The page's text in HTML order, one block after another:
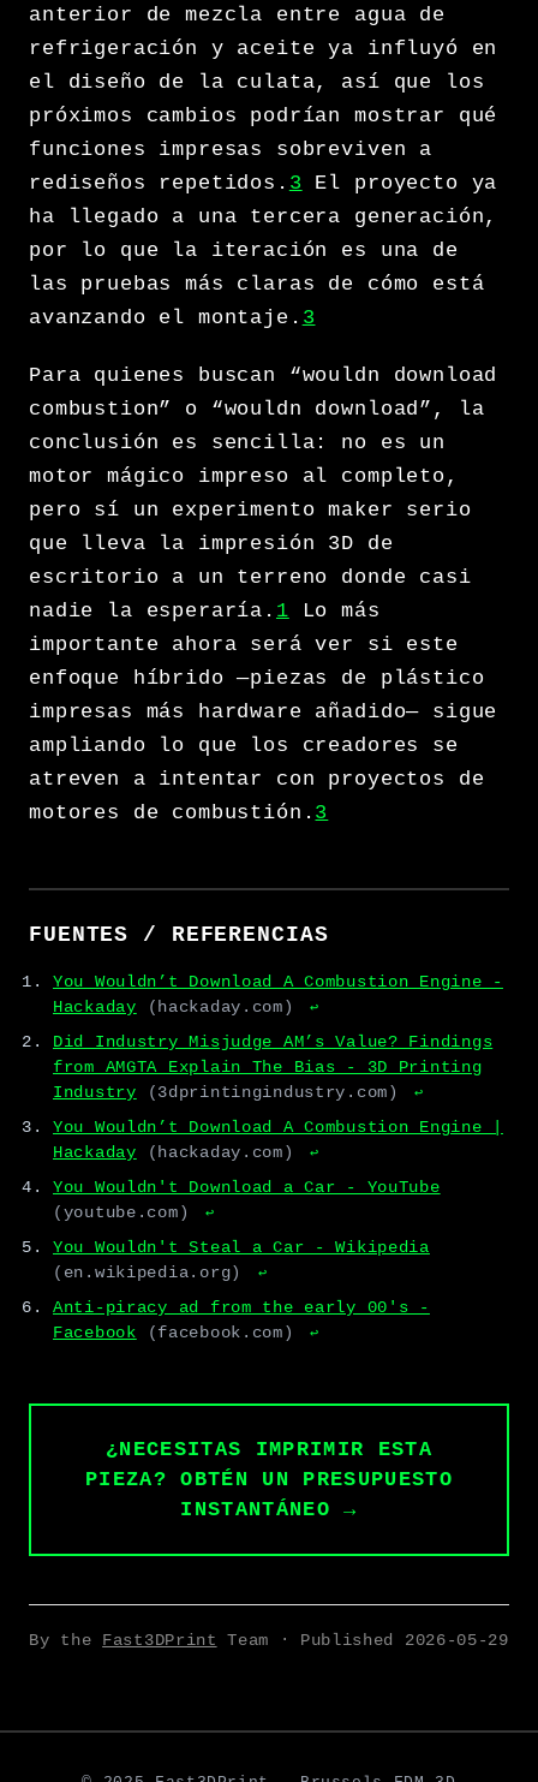
anterior de mezcla entre agua de
refrigeración y aceite ya influyó en
el diseño de la culata, así que los
próximos cambios podrían mostrar qué
funciones impresas sobreviven a
rediseños repetidos. 3 El proyecto ya
ha llegado a una tercera generación,
por lo que la iteración es una de
las pruebas más claras de cómo está
avanzando el montaje. 3
Para quienes buscan “wouldn download
combustion” o “wouldn download”, la
conclusión es sencilla: no es un
motor mágico impreso al completo,
pero sí un experimento maker serio
que lleva la impresión 3D de
escritorio a un terreno donde casi
nadie la esperaría. 1 Lo más
importante ahora será ver si este
enfoque híbrido —piezas de plástico
impresas más hardware añadido— sigue
ampliando lo que los creadores se
atreven a intentar con proyectos de
motores de combustión. 3
FUENTES / REFERENCIAS
You Wouldn’t Download A Combustion Engine -
Hackaday
(hackaday.com) ↩
Did Industry Misjudge AM’s Value? Findings
from AMGTA Explain The Bias - 3D Printing
Industry
(3dprintingindustry.com) ↩
You Wouldn’t Download A Combustion Engine |
Hackaday
(hackaday.com) ↩
You Wouldn't Download a Car - YouTube
(youtube.com)
↩
You Wouldn't Steal a Car - Wikipedia
(en.wikipedia.org)
↩
Anti-piracy ad from the early 00's -
Facebook
(facebook.com) ↩
¿NECESITAS IMPRIMIR ESTA
PIEZA? OBTÉN UN PRESUPUESTO
INSTANTÁNEO →
By the Fast3DPrint Team · Published 2026-05-29